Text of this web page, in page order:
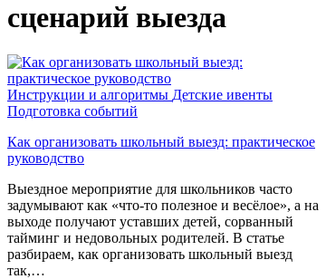
сценарий выезда
Инструкции и алгоритмы Детские ивенты
Подготовка событий
Как организовать школьный выезд: практическое
руководство
Выездное мероприятие для школьников часто
задумывают как «что-то полезное и весёлое», а на
выходе получают уставших детей, сорванный
тайминг и недовольных родителей. В статье
разбираем, как организовать школьный выезд
так,…